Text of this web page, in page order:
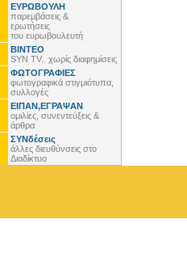
ΕΥΡΩΒΟΥΛΗ
παρεμβάσεις &
ερωτήσεις
του ευρωβουλευτή
ΒΙΝΤΕΟ
SYN TV.. χωρίς διαφημίσεις
ΦΩΤΟΓΡΑΦΙΕΣ
φωτογραφικά στιγμιότυπα,
συλλογές
ΕΙΠΑΝ,ΕΓΡΑΨΑΝ
ομιλίες, συνεντεύξεις &
άρθρα
ΣΥΝδέσεις
άλλες διευθύνσεις στο
Διαδίκτυο